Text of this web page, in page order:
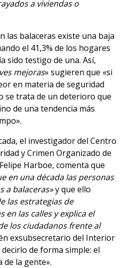
a viviendas o
las balaceras existe una baja
el 41,3% de los hogares
sido testigo de una. Así,
mejoras» sugieren que «si
en materia de seguridad
se trata de un deterioro que
de una tendencia más
el investigador del Centro
y Crimen Organizado de
Harboe, comenta que
en una década las personas
a balaceras»y que ello
las estrategias de
en las calles y explica el
los ciudadanos frente al
exsubsecretario del Interior
de forma simple: el
de la gente».